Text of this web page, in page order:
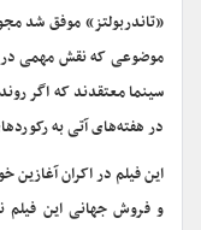
«تاندربولتز» موفق شد
موضوعی که نقش مهمی در
سینما معتقدند که اگر
در هفته‌های آتی به